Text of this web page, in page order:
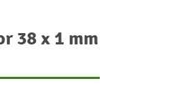
38 x 1 mm